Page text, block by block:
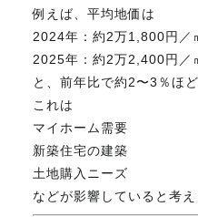
例えば、平均地価は
2024年：約2万1,800円／
2025年：約2万2,400円／
と、前年比で約2〜3％ほ
これは
マイホーム需要
新築住宅の建築
土地購入ニーズ
などが影響していると考え